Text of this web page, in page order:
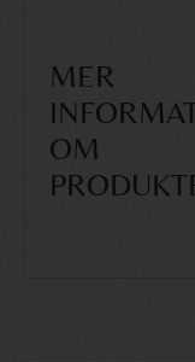
MER
OM